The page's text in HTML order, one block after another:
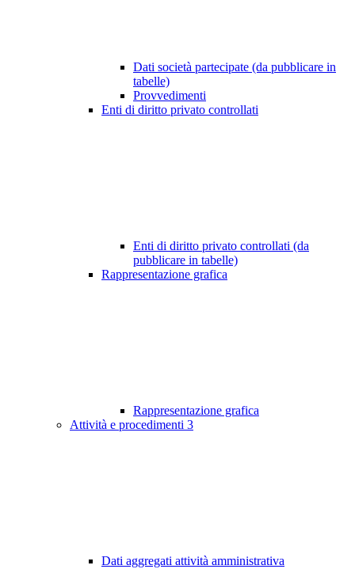
Dati società partecipate (da pubblicare in
tabelle)
Provvedimenti
Enti di diritto privato controllati
Enti di diritto privato controllati (da
pubblicare in tabelle)
Rappresentazione grafica
Rappresentazione grafica
Attività e procedimenti 3
Dati aggregati attività amministrativa